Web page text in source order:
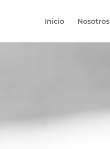
Inicio Nosotros